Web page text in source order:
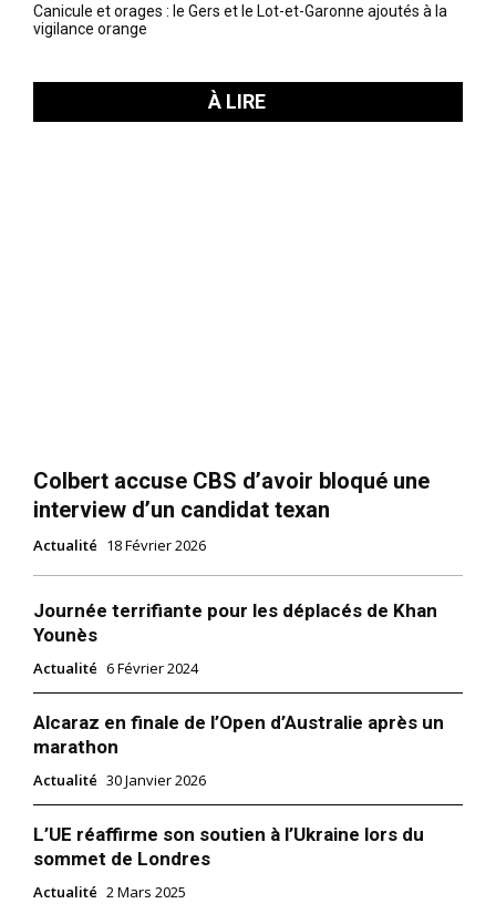
Canicule et orages : le Gers et le Lot-et-Garonne ajoutés à la
vigilance orange
À LIRE
Colbert accuse CBS d’avoir bloqué une
interview d’un candidat texan
Actualité 18 Février 2026
Journée terrifiante pour les déplacés de Khan
Younès
Actualité 6 Février 2024
Alcaraz en finale de l’Open d’Australie après un
marathon
Actualité 30 Janvier 2026
L’UE réaffirme son soutien à l’Ukraine lors du
sommet de Londres
Actualité 2 Mars 2025